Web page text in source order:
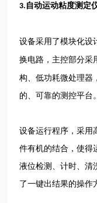
3. 自动运动粘度测定
设备采用了模块化设
换电路，主控部分采
构、低功耗微处理器
的、可靠的测控平台。
设备运行程序，采用
件有机的结合，使得
液位检测、计时、清
了一键出结果的操作